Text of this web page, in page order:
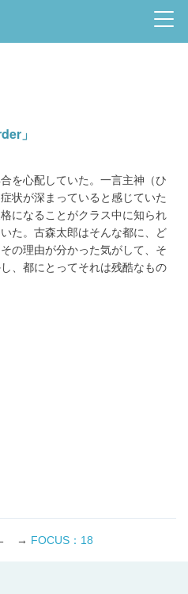
」
を心配していた。一言主神（ひ
状が深まっていると感じていた
になることがクラス中に知られ
た。古森太郎はそんな都に、ど
の理由が分かった気がして、そ
、都にとってそれは残酷なもの
→ FOCUS：18